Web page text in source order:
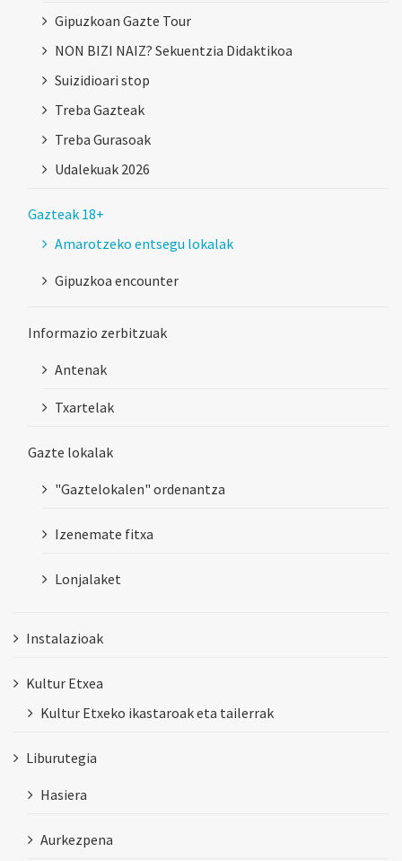
Gipuzkoan Gazte Tour
NON BIZI NAIZ? Sekuentzia Didaktikoa
Suizidioari stop
Treba Gazteak
Treba Gurasoak
Udalekuak 2026
Gazteak 18+
Amarotzeko entsegu lokalak
Gipuzkoa encounter
Informazio zerbitzuak
Antenak
Txartelak
Gazte lokalak
"Gaztelokalen" ordenantza
Izenemate fitxa
Lonjalaket
Instalazioak
Kultur Etxea
Kultur Etxeko ikastaroak eta tailerrak
Liburutegia
Hasiera
Aurkezpena